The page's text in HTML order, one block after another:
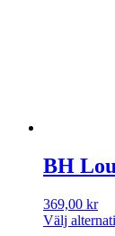
BH
369,00 kr
Välj